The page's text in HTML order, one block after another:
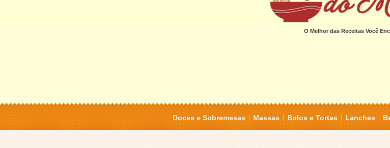
O Melhor das Receitas Você
Doces e Sobremesas Massas Bolos e Tortas Lanches